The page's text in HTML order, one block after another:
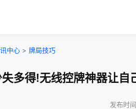
中心 > 牌局技巧
失多得!无线控牌神器让自
发布时